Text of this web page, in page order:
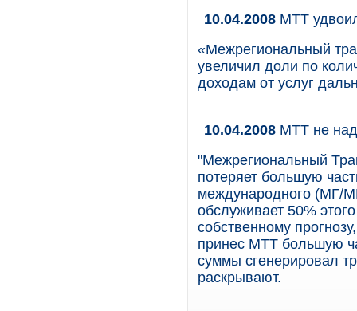
10.04.2008 МТТ
«Межрегиональный
увеличил доли по
доходам от услуг
10.04.2008 МТТ не
"Межрегиональный
потеряет большую
международного (МГ/
обслуживает 50%
собственному
принес МТТ большую
суммы сгенерировал
раскрывают.